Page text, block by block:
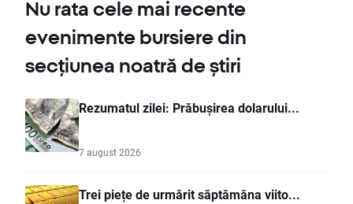
Nu rata cele mai recente
evenimente bursiere din
secțiunea noatră de știri
Rezumatul zilei: Prăbușirea dolarului...
7 august 2026
Trei piețe de urmărit săptămâna viito...